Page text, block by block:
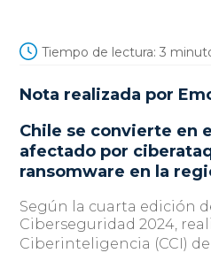
Tiempo de lectura: 3
Nota realizada por
Chile se convierte en
afectado por
ransomware en la
Según la cuarta edición
Ciberseguridad 2024,
Ciberinteligencia (CCI)